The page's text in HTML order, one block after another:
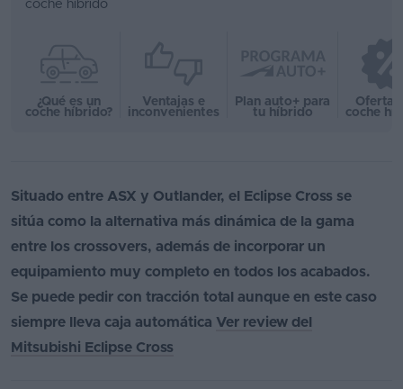
coche híbrido
¿Qué es un
coche híbrido?
Ventajas e
inconvenientes
Plan auto+ para
tu híbrido
Ofertas
coche
Situado entre ASX y Outlander, el Eclipse Cross se
sitúa como la alternativa más dinámica de la gama
entre los crossovers, además de incorporar un
equipamiento muy completo en todos los acabados.
Se puede pedir con tracción total aunque en este caso
siempre lleva caja automática Ver review del
Mitsubishi Eclipse Cross